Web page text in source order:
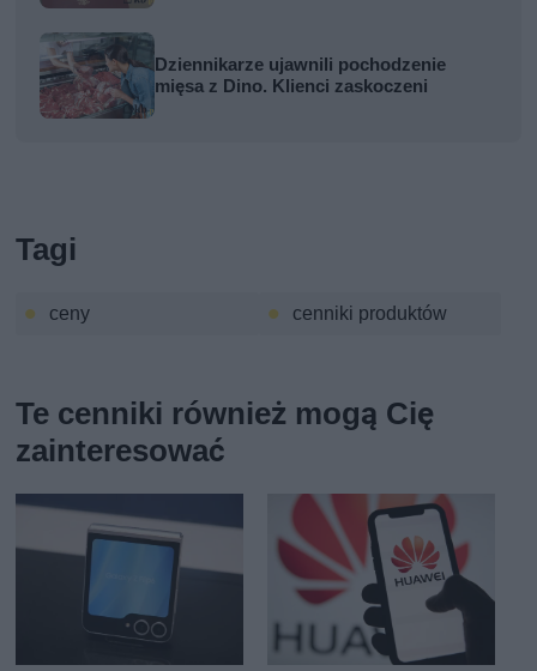
Dziennikarze ujawnili pochodzenie
mięsa z Dino. Klienci zaskoczeni
Tagi
ceny cenniki produktów
Te cenniki również mogą Cię
zainteresować